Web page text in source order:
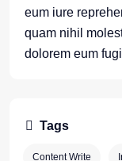
eum iure
quam nihil
dolorem eum
Tags
Content Write